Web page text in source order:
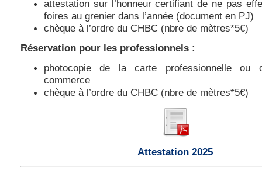
attestation sur l’honneur certifiant de ne pas
foires au grenier dans l’année (document en PJ)
chèque à l’ordre du CHBC (nbre de mètres*5€)
Réservation pour les professionnels :
photocopie de la carte professionnelle ou
commerce
chèque à l’ordre du CHBC (nbre de mètres*5€)
Attestation 2025